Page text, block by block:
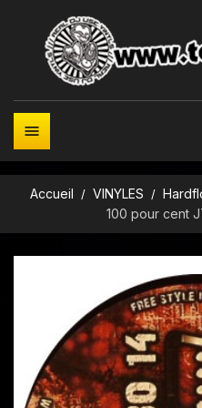

Accueil VINYLES
100 pour cent